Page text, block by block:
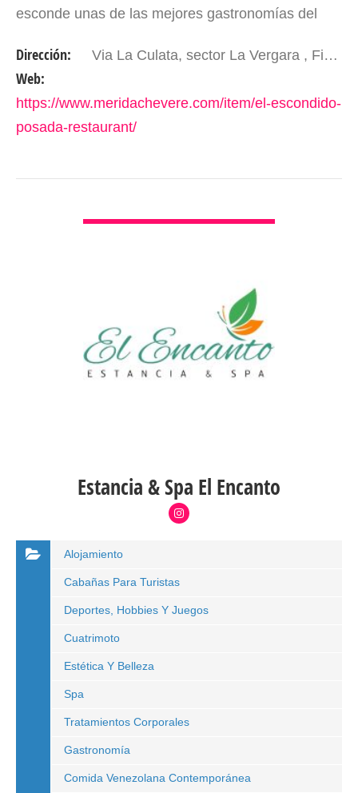
esconde unas de las mejores gastronomías del
de la…
Dirección: Via La Culata, sector La Vergara , Finca Escondido; 3 Km de Hotel Valle Grande. Mérida - Edo. Mérida. Venezuela.
Web:
https://www.meridachevere.com/item/el-escondido-
posada-restaurant/
Estancia & Spa El Encanto
Alojamiento
Cabañas Para Turistas
Deportes, Hobbies Y Juegos
Cuatrimoto
Estética Y Belleza
Spa
Tratamientos Corporales
Gastronomía
Comida Venezolana Contemporánea